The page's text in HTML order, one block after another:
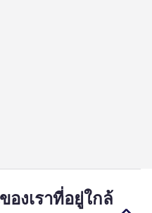
งเราที่อยู่ใกล้